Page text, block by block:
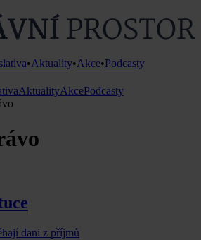
•Aktuality•Akce•Podcasty
AktualityAkcePodcasty
dani z příjmů